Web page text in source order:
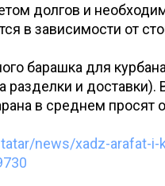
долгов и
в зависимости от
барашка для
разделки и доставки).
в среднем просят
news/xadz-arafat-i-